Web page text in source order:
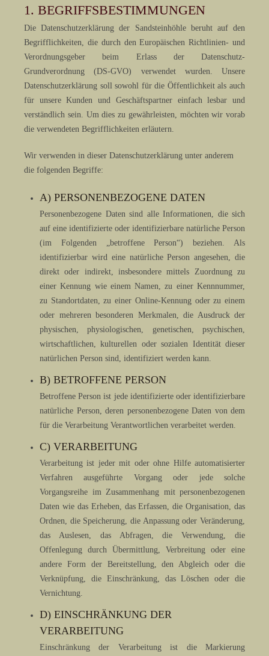
1. BEGRIFFSBESTIMMUNGEN
Die Datenschutzerklärung der Sandsteinhöhle beruht auf den
Begrifflichkeiten, die durch den Europäischen Richtlinien- und
Verordnungsgeber beim Erlass der Datenschutz-
Grundverordnung (DS-GVO) verwendet wurden. Unsere
Datenschutzerklärung soll sowohl für die Öffentlichkeit als auch
für unsere Kunden und Geschäftspartner einfach lesbar und
verständlich sein. Um dies zu gewährleisten, möchten wir vorab
die verwendeten Begrifflichkeiten erläutern.
Wir verwenden in dieser Datenschutzerklärung unter anderem
die folgenden Begriffe:
A) PERSONENBEZOGENE DATEN
Personenbezogene Daten sind alle Informationen, die sich
auf eine identifizierte oder identifizierbare natürliche Person
(im Folgenden „betroffene Person“) beziehen. Als
identifizierbar wird eine natürliche Person angesehen, die
direkt oder indirekt, insbesondere mittels Zuordnung zu
einer Kennung wie einem Namen, zu einer Kennnummer,
zu Standortdaten, zu einer Online-Kennung oder zu einem
oder mehreren besonderen Merkmalen, die Ausdruck der
physischen, physiologischen, genetischen, psychischen,
wirtschaftlichen, kulturellen oder sozialen Identität dieser
natürlichen Person sind, identifiziert werden kann.
B) BETROFFENE PERSON
Betroffene Person ist jede identifizierte oder identifizierbare
natürliche Person, deren personenbezogene Daten von dem
für die Verarbeitung Verantwortlichen verarbeitet werden.
C) VERARBEITUNG
Verarbeitung ist jeder mit oder ohne Hilfe automatisierter
Verfahren ausgeführte Vorgang oder jede solche
Vorgangsreihe im Zusammenhang mit personenbezogenen
Daten wie das Erheben, das Erfassen, die Organisation, das
Ordnen, die Speicherung, die Anpassung oder Veränderung,
das Auslesen, das Abfragen, die Verwendung, die
Offenlegung durch Übermittlung, Verbreitung oder eine
andere Form der Bereitstellung, den Abgleich oder die
Verknüpfung, die Einschränkung, das Löschen oder die
Vernichtung.
D) EINSCHRÄNKUNG DER
VERARBEITUNG
Einschränkung der Verarbeitung ist die Markierung